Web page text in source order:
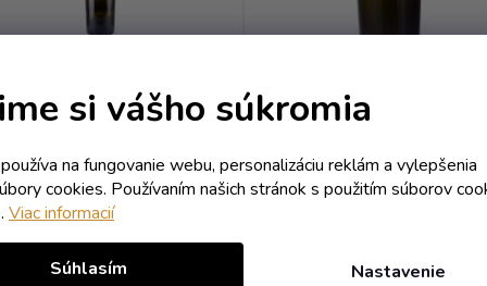
si vášho súkromia
na fungovanie webu, personalizáciu reklám a vylepšenia
cookies. Používaním našich stránok s použitím súborov
Viac informacií
Nastavenie
Súhlasím
Fľaša Bordo Regina -
sklad - dodanie do 10 dní
2,12 € vrátane DPH
1,72 €/ ks
Fľaša Bordo Regina
Skladom